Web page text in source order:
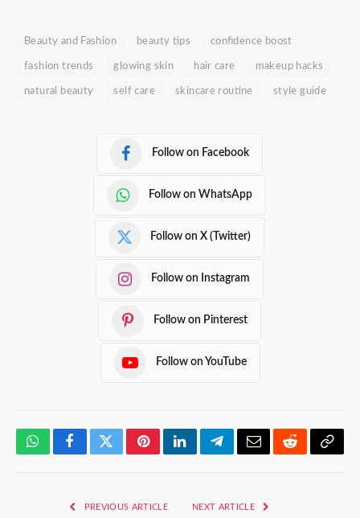
Beauty and Fashion beauty tips confidence boost
fashion trends glowing skin hair care makeup hacks
natural beauty self care skincare routine style guide
Follow on Facebook
Follow on WhatsApp
Follow on X (Twitter)
Follow on Instagram
Follow on Pinterest
Follow on YouTube
WhatsAppFacebookTwitterPinterestLinkedInTelegramEmailRedditCopy
PREVIOUS ARTICLE NEXT ARTICLE